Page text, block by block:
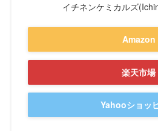
イチネンケミカルズ
Amazon
楽天市場
Yahooショッ